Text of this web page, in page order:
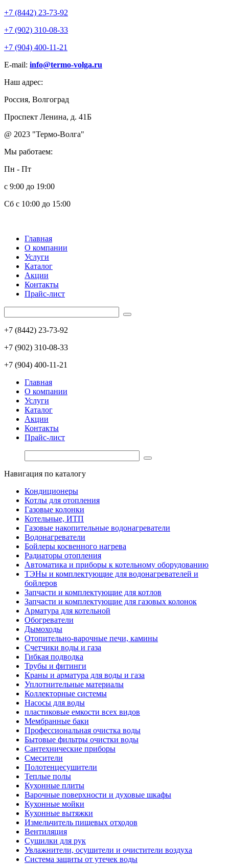
+7 (8442) 23-73-92
+7 (902) 310-08-33
+7 (904) 400-11-21
E-mail: info@termo-volga.ru
Наш адрес:
Россия, Волгоград
Проспект Ленина, д. 41Б
@ 2023 "Термо-Волга"
Мы работаем:
Пн - Пт
с 9:00 до 19:00
Сб с 10:00 до 15:00
Главная
О компании
Услуги
Каталог
Акции
Контакты
Прайс-лист
+7 (8442) 23-73-92
+7 (902) 310-08-33
+7 (904) 400-11-21
Главная
О компании
Услуги
Каталог
Акции
Контакты
Прайс-лист
Навигация по каталогу
Кондиционеры
Котлы для отопления
Газовые колонки
Котельные, ИТП
Газовые накопительные водонагреватели
Водонагреватели
Бойлеры косвенного нагрева
Радиаторы отопления
Автоматика и приборы к котельному оборудованию
ТЭНы и комплектующие для водонагревателей и
бойлеров
Запчасти и комплектующие для котлов
Запчасти и комплектующие для газовых колонок
Арматура для котельной
Обогреватели
Дымоходы
Отопительно-варочные печи, камины
Счетчики воды и газа
Гибкая подводка
Трубы и фитинги
Краны и арматура для воды и газа
Уплотнительные материалы
Коллекторные системы
Насосы для воды
пластиковые емкости всех видов
Мембранные баки
Профессиональная очистка воды
Бытовые фильтры очистки воды
Сантехнические приборы
Смесители
Полотенцесушители
Теплые полы
Кухонные плиты
Варочные поверхности и духовые шкафы
Кухонные мойки
Кухонные вытяжки
Измельчитель пищевых отходов
Вентиляция
Сушилки для рук
Увлажнители, осушители и очистители воздуха
Система защиты от утечек воды